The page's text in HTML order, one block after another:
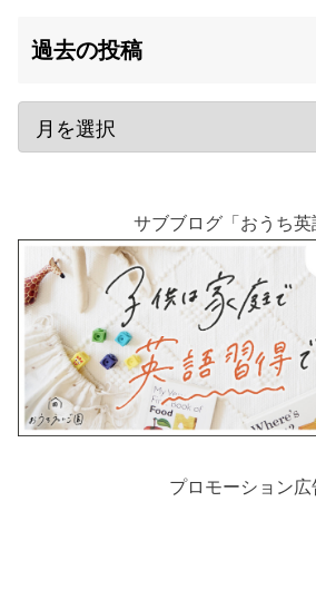
過去の投稿
サブブログ「おうち英
プロモーション広